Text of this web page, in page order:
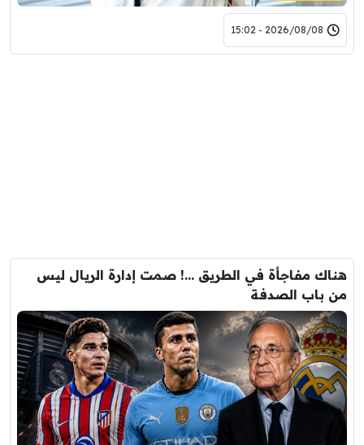
2026/08/08 - 15:02
هناك مفاجأة في الطريق …! صمت إدارة الريال ليس
من باب الصدفة